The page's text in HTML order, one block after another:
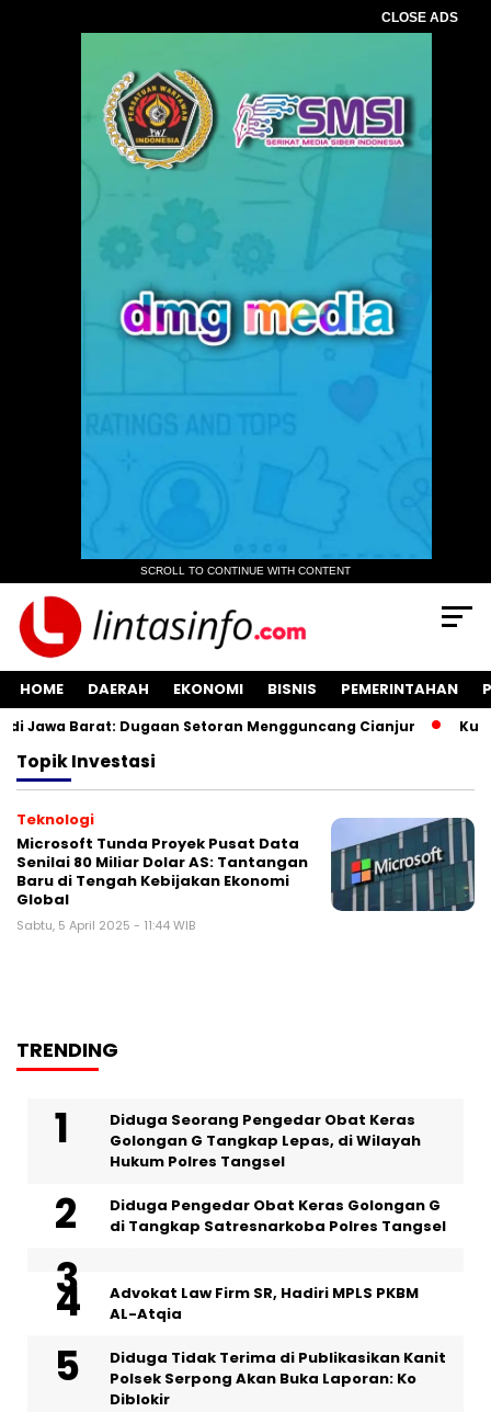
CLOSE ADS
SCROLL TO CONTINUE WITH CONTENT
HOME DAERAH EKONOMI BISNIS PEMERINTAHAN
Jawa Barat: Dugaan Setoran Mengguncang Cianjur
TopikInvestasi
Teknologi
Microsoft Tunda Proyek Pusat Data
Senilai 80 Miliar Dolar AS: Tantangan
Baru di Tengah Kebijakan Ekonomi
Global
Sabtu, 5 April 2025 - 11:44 WIB
TRENDING
‎Diduga Seorang Pengedar Obat Keras
Golongan G Tangkap Lepas, di Wilayah
Hukum Polres Tangsel
Diduga Pengedar Obat Keras Golongan G
di Tangkap Satresnarkoba Polres Tangsel
Advokat Law Firm SR, Hadiri MPLS PKBM
AL-Atqia
Diduga Tidak Terima di Publikasikan Kanit
Polsek Serpong Akan Buka Laporan: Ko
Diblokir